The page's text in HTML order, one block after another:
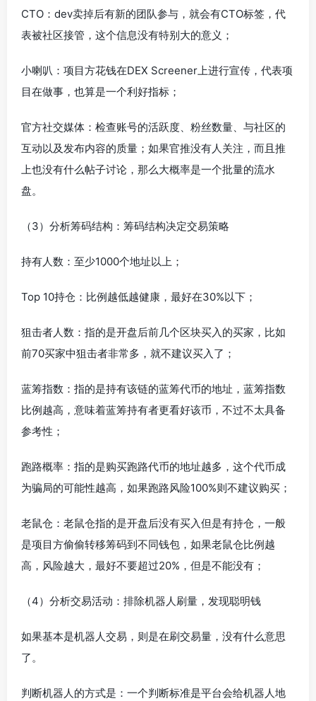
CTO：dev卖掉后有新的团队参与，就会有CTO标签，代
表被社区接管，这个信息没有特别大的意义；
小喇叭：项目方花钱在DEX Screener上进行宣传，代表项
目在做事，也算是一个利好指标；
官方社交媒体：检查账号的活跃度、粉丝数量、与社区的
互动以及发布内容的质量；如果官推没有人关注，而且推
上也没有什么帖子讨论，那么大概率是一个批量的流水
盘。
（3）分析筹码结构：筹码结构决定交易策略
持有人数：至少1000个地址以上；
Top 10持仓：比例越低越健康，最好在30%以下；
狙击者人数：指的是开盘后前几个区块买入的买家，比如
前70买家中狙击者非常多，就不建议买入了；
蓝筹指数：指的是持有该链的蓝筹代币的地址，蓝筹指数
比例越高，意味着蓝筹持有者更看好该币，不过不太具备
参考性；
跑路概率：指的是购买跑路代币的地址越多，这个代币成
为骗局的可能性越高，如果跑路风险100%则不建议购买；
老鼠仓：老鼠仓指的是开盘后没有买入但是有持仓，一般
是项目方偷偷转移筹码到不同钱包，如果老鼠仓比例越
高，风险越大，最好不要超过20%，但是不能没有；
（4）分析交易活动：排除机器人刷量，发现聪明钱
如果基本是机器人交易，则是在刷交易量，没有什么意思
了。
判断机器人的方式是：一个判断标准是平台会给机器人地